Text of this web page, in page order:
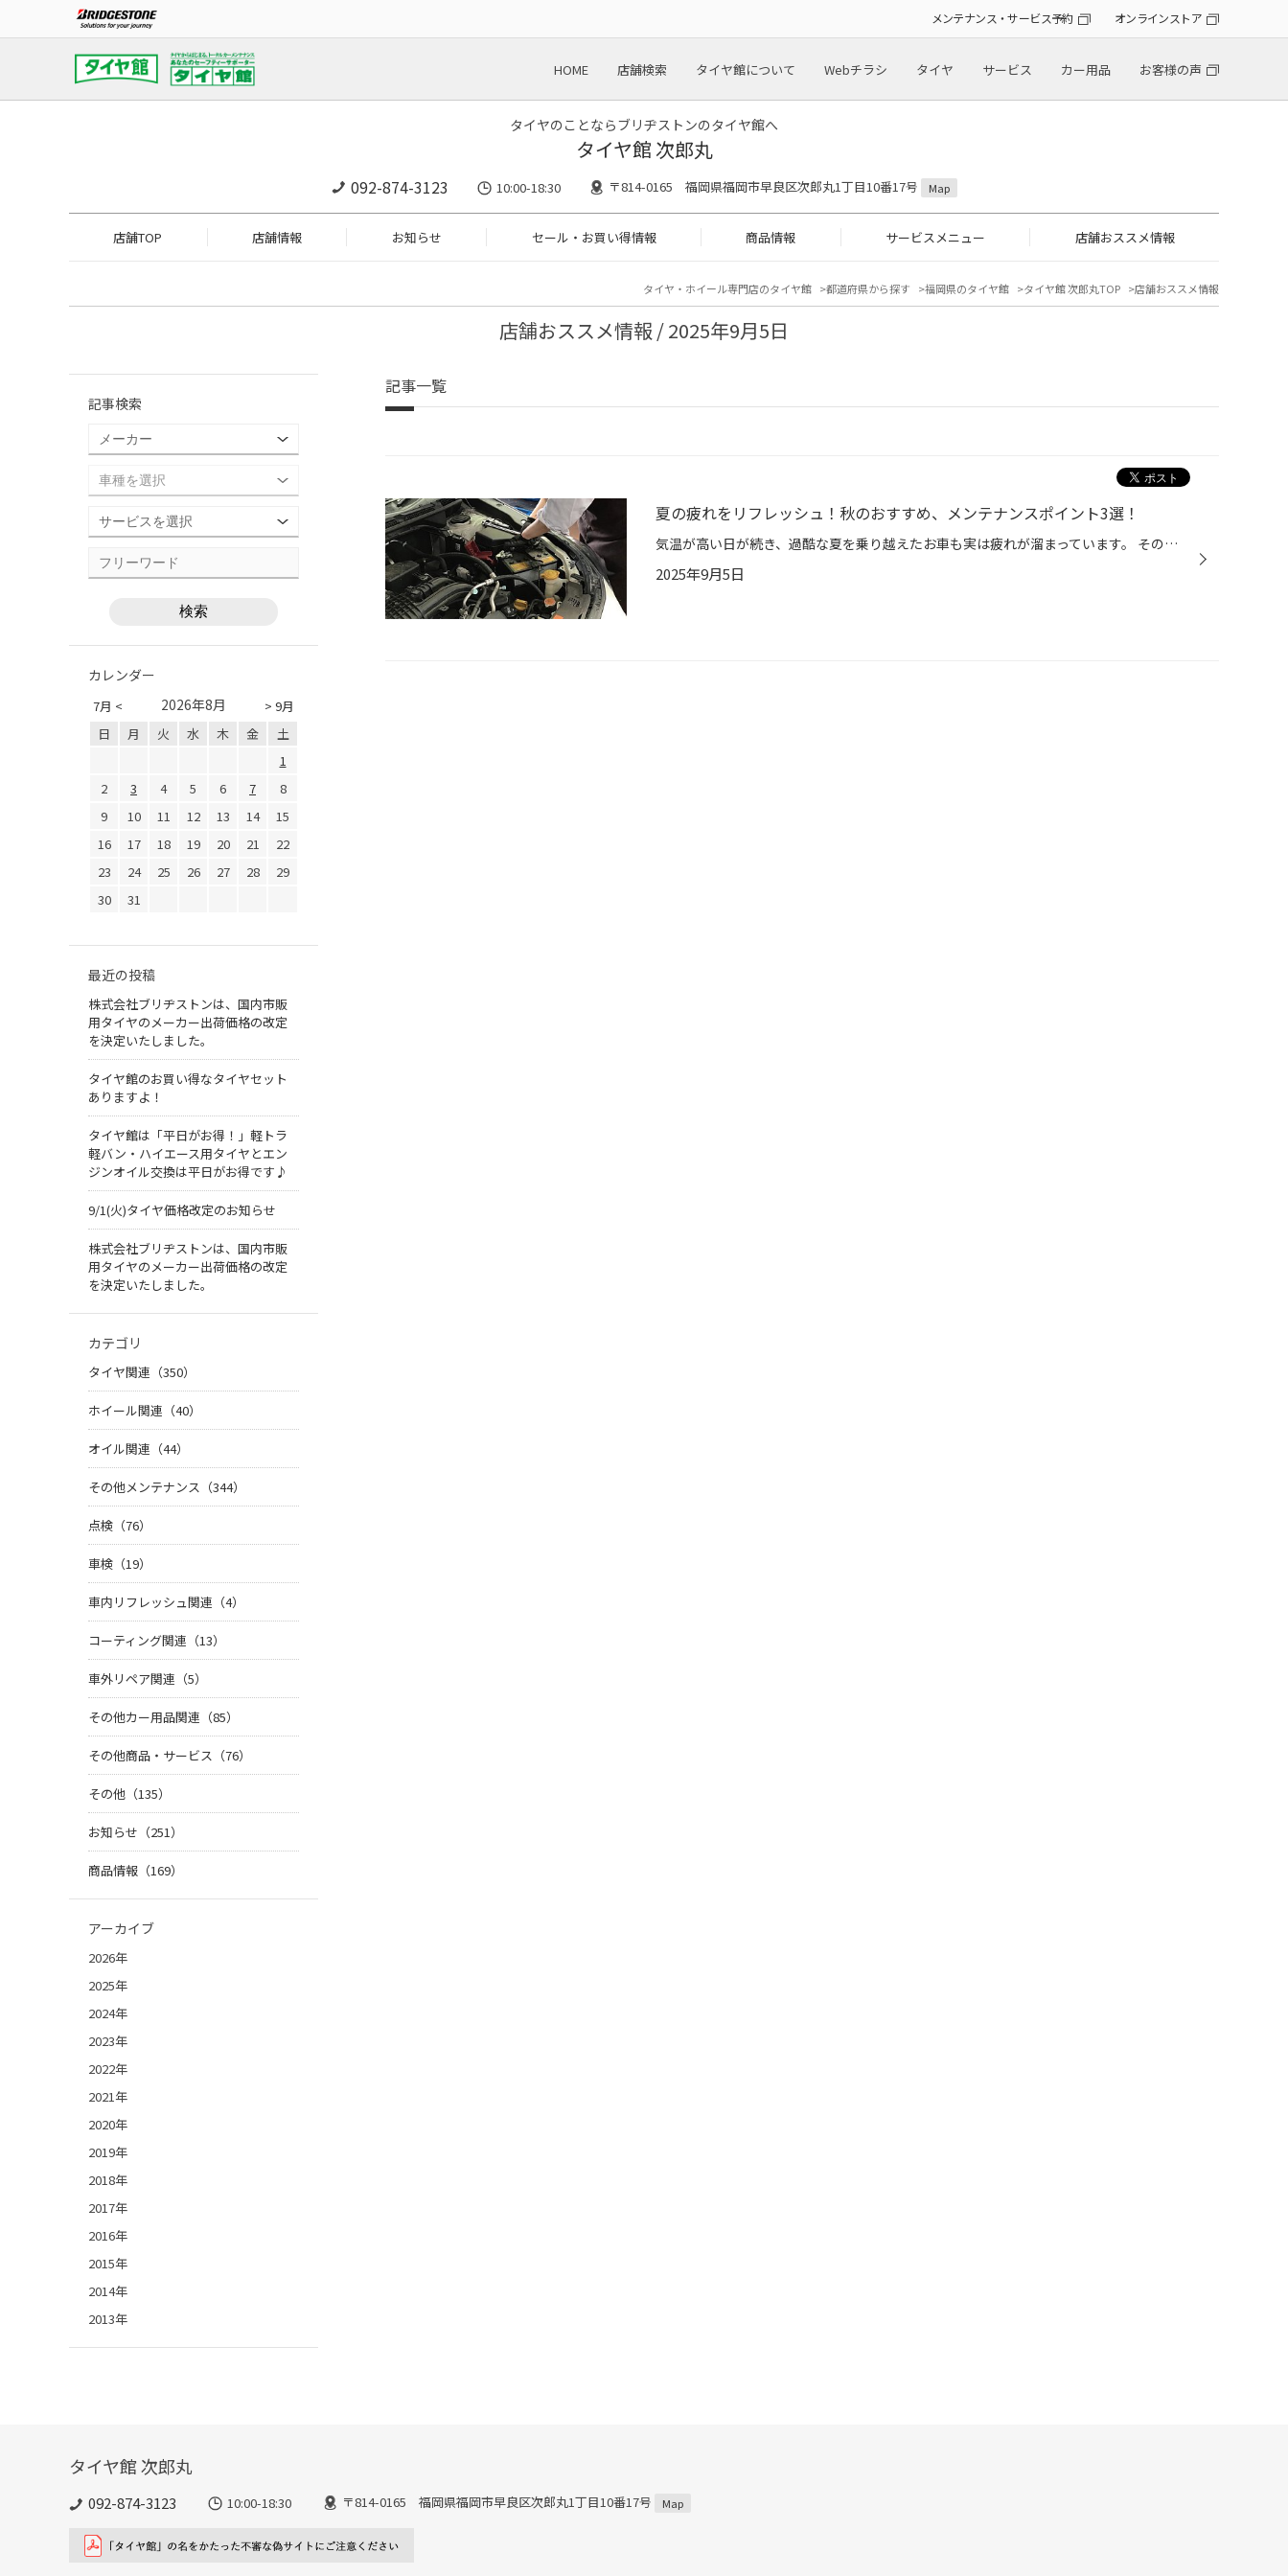
メンテナンス・サービス予約 オンラインストア
HOME 店舗検索 タイヤ館について Webチラシ タイヤ サービス カー用品 お客様の声
タイヤのことならブリヂストンのタイヤ館へ
タイヤ館 次郎丸
092-874-3123 10:00-18:30 〒814-0165 福岡県福岡市早良区次郎丸1丁目10番17号 Map
店舗TOP 店舗情報 お知らせ セール・お買い得情報 商品情報 サービスメニュー 店舗おススメ情報
タイヤ・ホイール専門店のタイヤ館 都道府県から探す 福岡県のタイヤ館 タイヤ館 次郎丸TOP 店舗おススメ情報
店舗おススメ情報 / 2025年9月5日
記事一覧
夏の疲れをリフレッシュ！秋のおすすめ、メンテナンスポイント3選！
気温が高い日が続き、過酷な夏を乗り越えたお車も実は疲れが溜まっています。 そのお車の疲れをとりつつ、秋の行楽シーズンを快適に過ごす為の 『おすすめカーメンテナンス』をご紹介いたします！ 【オススメ秋前メンテナンス3選！】 ■ バッテリー点検・交換 季節の変わり目はバッテリーの調子が悪...
2025年9月5日
記事検索
カレンダー
7月 < > 9月
2026年8月
日 月 火 水 木 金
土
1
2
3 4 5 6 7
8
9
10 11 12 13 14
15
16
17 18 19 20 21
22
23
24 25 26 27 28
29
30
31
最近の投稿
株式会社ブリヂストンは、国内市販
用タイヤのメーカー出荷価格の改定
を決定いたしました。
タイヤ館のお買い得なタイヤセット
ありますよ！
タイヤ館は「平日がお得！」軽トラ
軽バン・ハイエース用タイヤとエン
ジンオイル交換は平日がお得です♪
9/1(火)タイヤ価格改定のお知らせ
株式会社ブリヂストンは、国内市販
用タイヤのメーカー出荷価格の改定
を決定いたしました。
カテゴリ
タイヤ関連（350）
ホイール関連（40）
オイル関連（44）
その他メンテナンス（344）
点検（76）
車検（19）
車内リフレッシュ関連（4）
コーティング関連（13）
車外リペア関連（5）
その他カー用品関連（85）
その他商品・サービス（76）
その他（135）
お知らせ（251）
商品情報（169）
アーカイブ
2026年
2025年
2024年
2023年
2022年
2021年
2020年
2019年
2018年
2017年
2016年
2015年
2014年
2013年
タイヤ館 次郎丸
092-874-3123 10:00-18:30 〒814-0165 福岡県福岡市早良区次郎丸1丁目10番17号 Map